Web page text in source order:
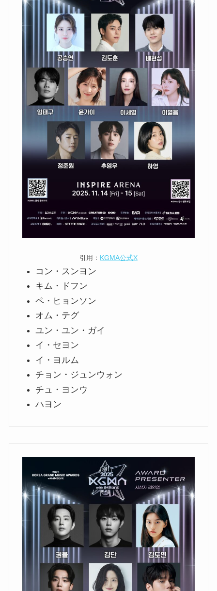
引用： KGMA公式X
コン・スンヨン
キム・ドフン
ペ・ヒョンソン
オム・テグ
ユン・ユン・ガイ
イ・セヨン
イ・ヨルム
チョン・ジュンウォン
チュ・ヨンウ
ハヨン